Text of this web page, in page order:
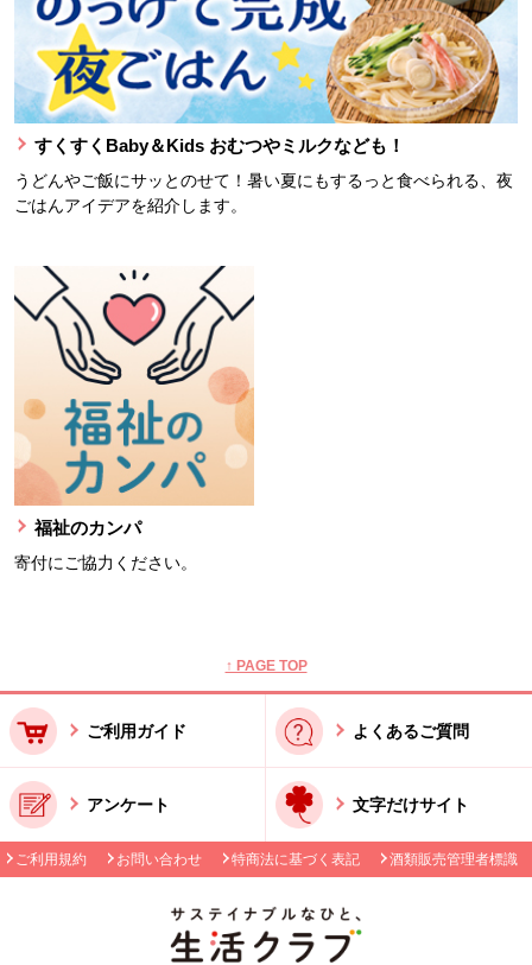
すくすくBaby＆Kids おむつやミルクなども！
うどんやご飯にサッとのせて！暑い夏にもするっと食べられる、夜
ごはんアイデアを紹介します。
福祉のカンパ
寄付にご協力ください。
↑ PAGE TOP
ご利用ガイド よくあるご質問
アンケート 文字だけサイト
ご利用規約 お問い合わせ 特商法に基づく表記 酒類販売管理者標識